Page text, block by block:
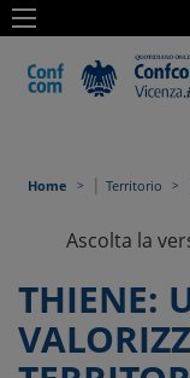
Home | Territorio
Ascolta la
THIENE: